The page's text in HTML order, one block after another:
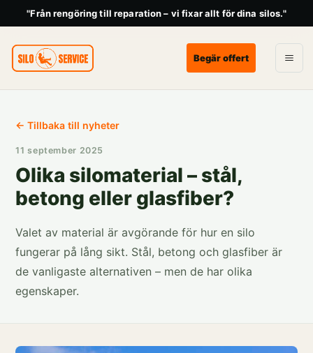
"Från rengöring till reparation – vi fixar allt för dina silos."
Begär offert
← Tillbaka till nyheter
11 september 2025
Olika silo­material – stål,
betong eller glasfiber?
Valet av material är avgörande för hur en silo
fungerar på lång sikt. Stål, betong och glasfiber är
de vanligaste alternativen – men de har olika
egenskaper.